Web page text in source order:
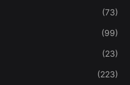
(73)
(99)
(23)
(223)